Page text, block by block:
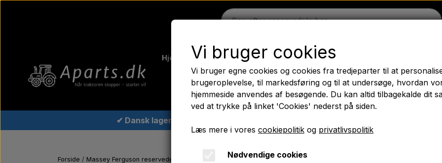
Hjem Ferguson Massey Ferguson Fordson Trækbomme
Traktordæk Olie Kemi El-dele LED Lygter Pære Maling
PTO Aksler GARDLOC Værksted/ Værktøj Tilbud
✔ Dansk lager
Forside Massey Ferguson reservedele Styrekugle - Højre forrest - Lige foraksel - MF135
Vi bruger cookies
Vi bruger egne cookies og cookies fra tredjeparter til at
brugeroplevelse, til markedsføring og til at undersøge, hvordan
hjemmeside anvendes af besøgende. Du kan altid tilbagekalde dit
ved at trykke på linket 'Cookies' nederst på siden.
Læs mere i vores cookiepolitik og privatlivspolitik
Nødvendige cookies